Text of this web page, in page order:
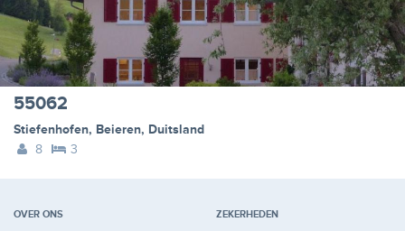
55062
Stiefenhofen, Beieren, Duitsland
8
3
OVER ONS ZEKERHEDEN